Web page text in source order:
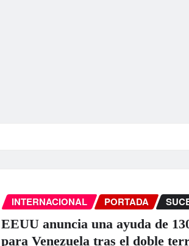
INTERNACIONAL PORTADA
EEUU anuncia una ayuda de
para Venezuela tras el doble